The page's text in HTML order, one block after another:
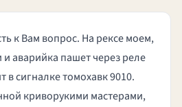
к Вам вопрос. На рексе моем,
аварийка пашет через реле
в сигналке томохавк 9010.
криворукими мастерами,